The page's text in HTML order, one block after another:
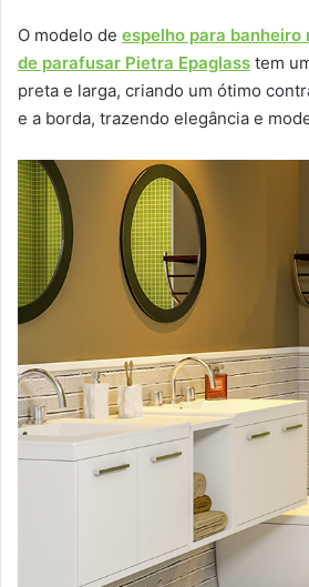
O modelo de espelho para
de parafusar Pietra Epaglass tem
preta e larga, criando um ótimo
e a borda, trazendo elegância e